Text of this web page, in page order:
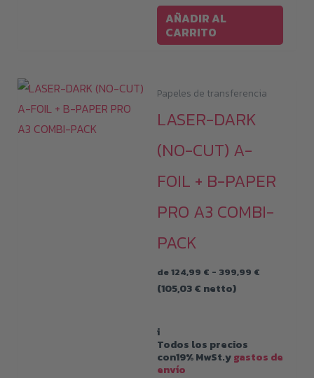
AÑADIR AL
CARRITO
Papeles de transferencia
LASER-DARK
(NO-CUT) A-
FOIL + B-PAPER
PRO A3 COMBI-
PACK
de124,99 € - 399,99 €
(105,03€ netto)
i
Todos los precios
con19% MwSt.ygastos de
envío